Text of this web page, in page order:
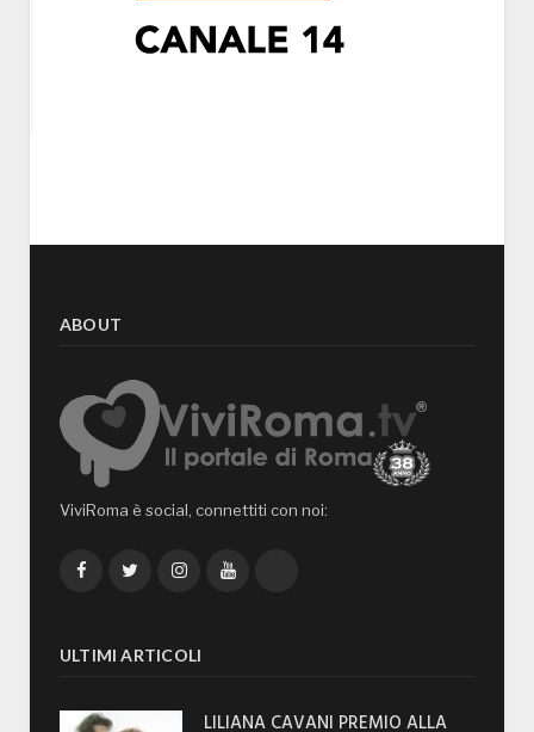
ABOUT
ViviRoma è social, connettiti con noi:
FacebookTwitterInstagramYouTube
ULTIMI ARTICOLI
LILIANA CAVANI PREMIO ALLA